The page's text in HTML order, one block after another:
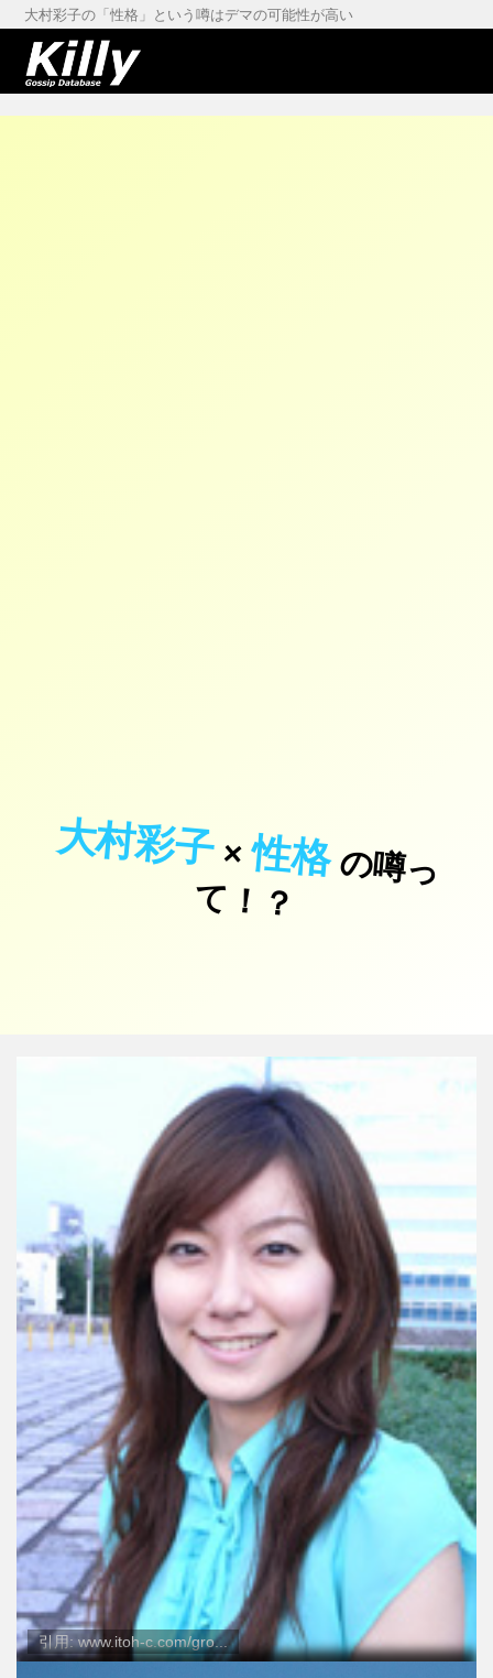
大村彩子の「性格」という噂はデマの可能性が高い
大村彩子×性格の
噂
っ
て
！
？
引用: www.itoh-c.com/gro...